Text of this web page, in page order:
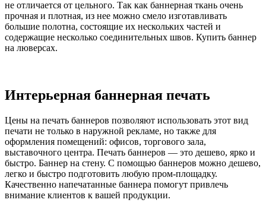
не отличается от цельного. Так как баннерная ткань очень
прочная и плотная, из нее можно смело изготавливать
большие полотна, состоящие их нескольких частей и
содержащие несколько соединительных швов. Купить баннер
на люверсах.
Интерьерная баннерная печать
Цены на печать баннеров позволяют использовать этот вид
печати не только в наружной рекламе, но также для
оформления помещений: офисов, торгового зала,
выставочного центра. Печать баннеров — это дешево, ярко и
быстро. Баннер на стену. С помощью баннеров можно дешево,
легко и быстро подготовить любую пром-площадку.
Качественно напечатанные баннера помогут привлечь
внимание клиентов к вашей продукции.